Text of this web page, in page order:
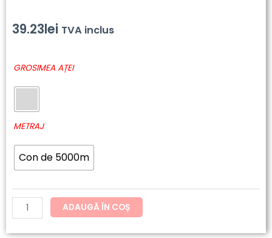
39.23lei TVA inclus
GROSIMEA AȚEI
METRAJ
Con de 5000m
Cantitate
Polyneon
Green
ADAUGĂ ÎN COȘ